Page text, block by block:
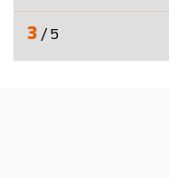
3/ 5